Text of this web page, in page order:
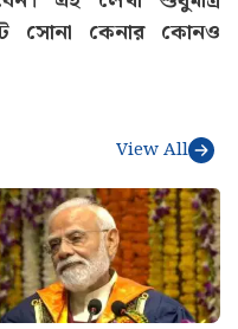
সোনা কেনার কোনও
View All